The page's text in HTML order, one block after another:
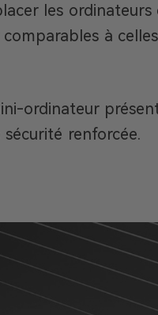
les ordinateurs
à
ordinateur
renforcée.